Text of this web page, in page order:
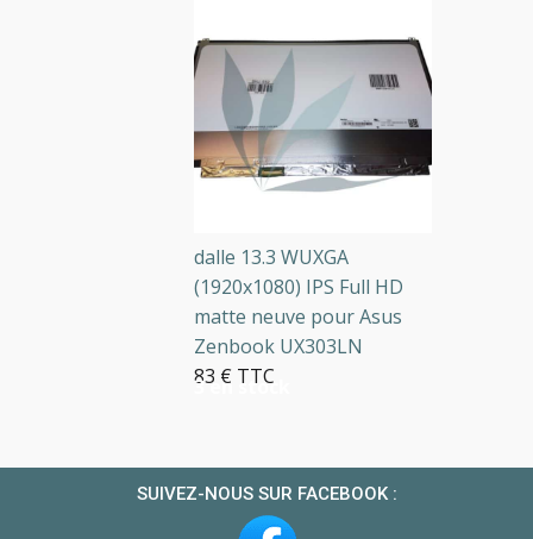
3 en stock
dalle 13.3 WUXGA
(1920x1080) IPS Full HD
matte neuve pour Asus
Zenbook UX303LN
83 € TTC
SUIVEZ-NOUS SUR FACEBOOK :